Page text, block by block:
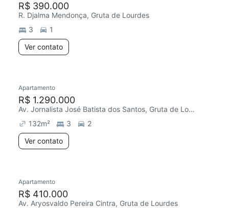
R$ 390.000
R. Djalma Mendonça, Gruta de Lourdes
3
1
Ver contato
Redecorar
Apartamento
R$ 1.290.000
Av. Jornalista José Batista dos Santos, Gruta de Lourdes
132m² 3
2
Ver contato
Redecorar
Apartamento
R$ 410.000
Av. Aryosvaldo Pereira Cintra, Gruta de Lourdes